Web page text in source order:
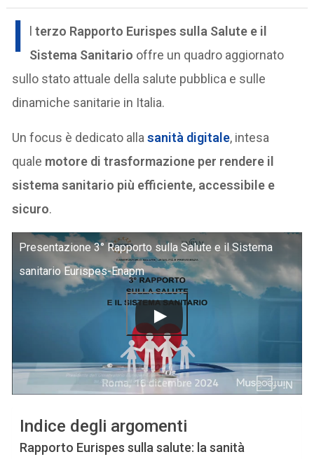
I lterzo Rapporto Eurispes sulla Salute e il
Sistema Sanitario offre un quadro aggiornato
sullo stato attuale della salute pubblica e sulle
dinamiche sanitarie in Italia.
Un focus è dedicato allasanità digitale, intesa
quale motore di trasformazione per rendere il
sistema sanitario più efficiente, accessibile e
sicuro.
Presentazione 3° Rapporto sulla Salute e il Sistema
sanitario Eurispes-Enapm
Indice degli argomenti
Rapporto Eurispes sulla salute: la sanità